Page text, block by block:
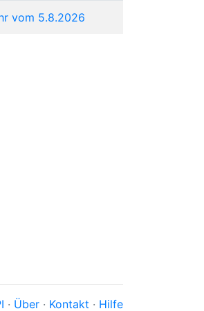
vom 5.8.2026
· Über · Kontakt · Hilfe